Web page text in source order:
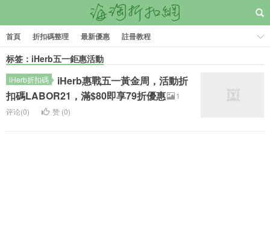
首頁 折扣碼整理 最新優惠 註冊教程
标签：iHerb五一鉅惠活動
iHerb折扣碼
iHerb惠戰五一黃金周，活動折
扣碼LABOR21，滿$80即享79折優惠
1
评论(0)
赞 (0)